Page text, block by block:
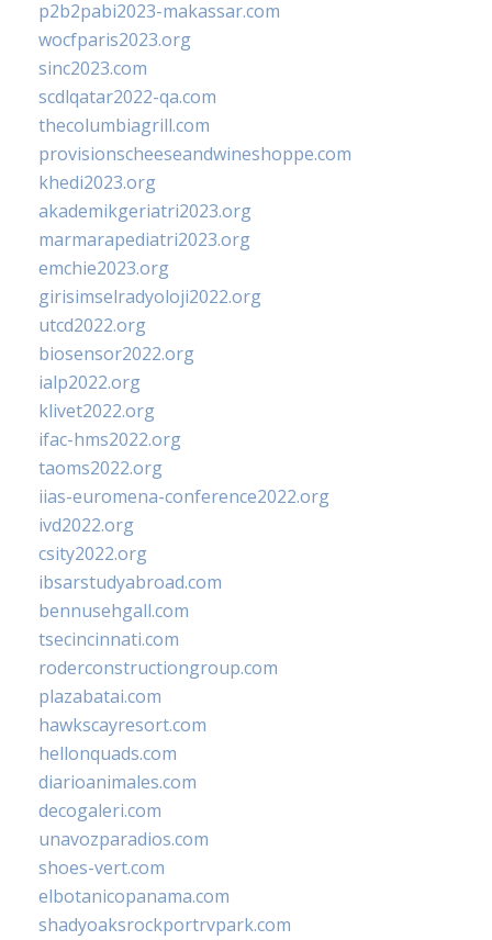
p2b2pabi2023-makassar.com
wocfparis2023.org
sinc2023.com
scdlqatar2022-qa.com
thecolumbiagrill.com
provisionscheeseandwineshoppe.com
khedi2023.org
akademikgeriatri2023.org
marmarapediatri2023.org
emchie2023.org
girisimselradyoloji2022.org
utcd2022.org
biosensor2022.org
ialp2022.org
klivet2022.org
ifac-hms2022.org
taoms2022.org
iias-euromena-conference2022.org
ivd2022.org
csity2022.org
ibsarstudyabroad.com
bennusehgall.com
tsecincinnati.com
roderconstructiongroup.com
plazabatai.com
hawkscayresort.com
hellonquads.com
diarioanimales.com
decogaleri.com
unavozparadios.com
shoes-vert.com
elbotanicopanama.com
shadyoaksrockportrvpark.com